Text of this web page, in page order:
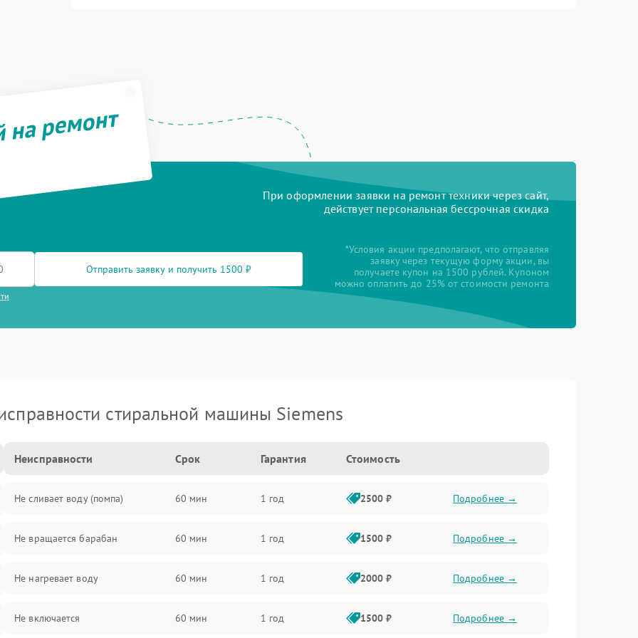
ремонт
При оформлении заявки на ремонт техники через сайт,
действует персональная бессрочная скидка
Отправить заявку и получить 1500 ₽
*Условия акции предполагают, что отправляя
заявку через текущую форму акции, вы
получаете купон на 1500 рублей. Купоном
можно оплатить до 25% от стоимости ремонта
стиральной машины Siemens
Неисправности Срок Гарантия Стоимость
Не сливает воду (помпа) 60 мин 1 год 2500 ₽ Подробнее →
Не вращается барабан 60 мин 1 год 1500 ₽ Подробнее →
Не нагревает воду 60 мин 1 год 2000 ₽ Подробнее →
Не включается 60 мин 1 год 1500 ₽ Подробнее →